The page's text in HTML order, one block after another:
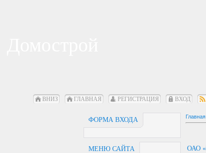
ВНИЗ ГЛАВНАЯ РЕГИСТРАЦИЯ ВХОД
ФОРМА ВХОДА
МЕНЮ САЙТА
Главная
ОАО